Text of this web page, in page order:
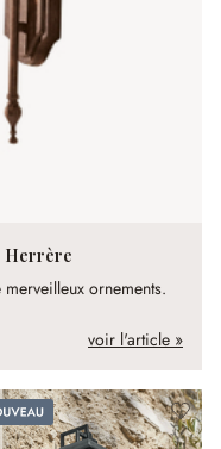
Herrère
ornements.
voir l'article »